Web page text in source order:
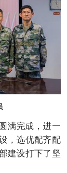
满完成，进一
，选优配齐配
建设打下了坚